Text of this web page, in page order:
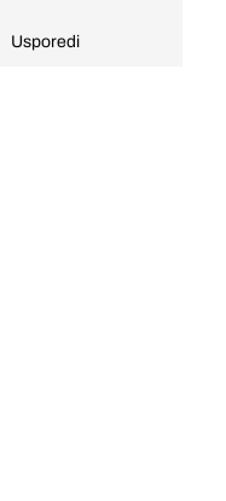
Usporedi